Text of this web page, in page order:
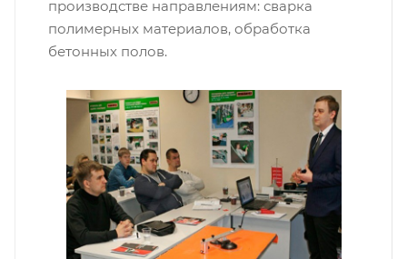
производстве направлениям: сварка
полимерных материалов, обработка
бетонных полов.